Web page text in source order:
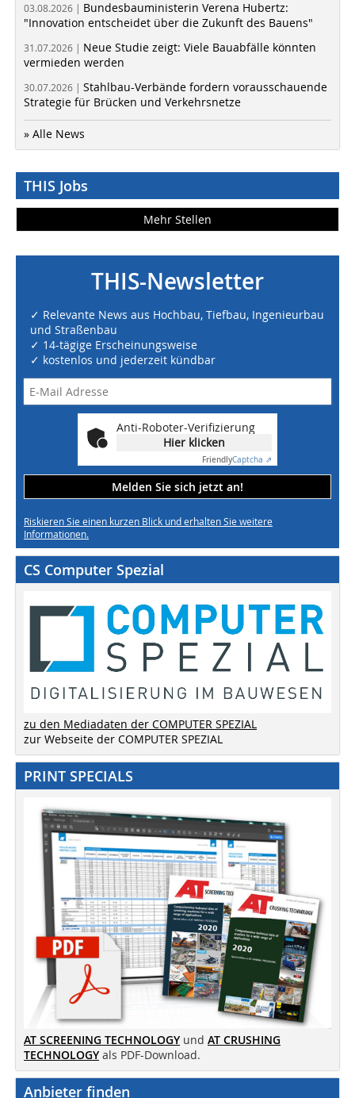
03.08.2026 | Bundesbauministerin Verena Hubertz:
"Innovation entscheidet über die Zukunft des Bauens"
31.07.2026 | Neue Studie zeigt: Viele Bauabfälle könnten
vermieden werden
30.07.2026 | Stahlbau-Verbände fordern vorausschauende
Strategie für Brücken und Verkehrsnetze
» Alle News
THIS Jobs
Mehr Stellen
THIS-Newsletter
✓ Relevante News aus Hochbau, Tiefbau, Ingenieurbau
und Straßenbau
✓ 14-tägige Erscheinungsweise
✓ kostenlos und jederzeit kündbar
Anti-Roboter-Verifizierung
Hier klicken
FriendlyCaptcha ⇗
Melden Sie sich jetzt an!
Riskieren Sie einen kurzen Blick und erhalten Sie weitere
Informationen.
CS Computer Spezial
zu den Mediadaten der COMPUTER SPEZIAL
zur Webseite der COMPUTER SPEZIAL
PRINT SPECIALS
AT SCREENING TECHNOLOGY und AT CRUSHING
TECHNOLOGY als PDF-Download.
Anbieter finden